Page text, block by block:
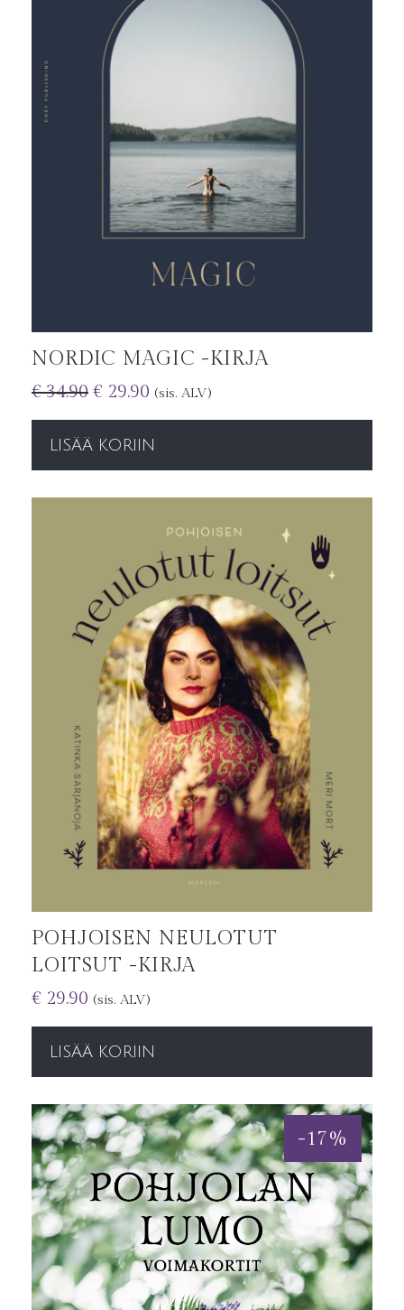
NORDIC MAGIC -KIRJA
€34.90 € 29.90 (sis. ALV)
LISÄÄ KORIIN
POHJOISEN NEULOTUT
LOITSUT -KIRJA
€ 29.90 (sis. ALV)
LISÄÄ KORIIN
-17%